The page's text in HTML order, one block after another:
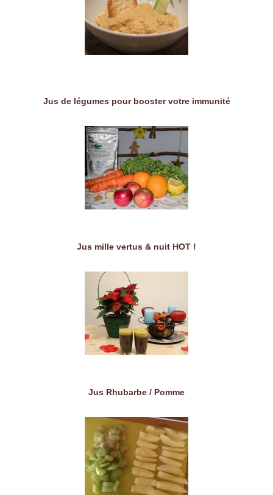
Jus de légumes pour booster votre immunité
Jus mille vertus & nuit HOT !
Jus Rhubarbe / Pomme